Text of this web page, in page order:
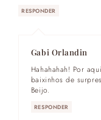
RESPONDER
Gabi Orlandin
Hahahahah! Por
baixinhos de
Beijo.
RESPONDER